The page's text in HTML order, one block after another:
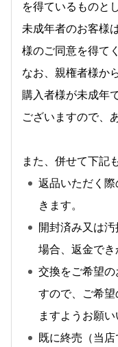
を得ているものと
未成年者のお客様
様のご同意を得て
なお、親権者様か
購入者様が未成年
ございますので、
また、併せて下記
返品いただく
きます。
開封済み又は
場合、返金でき
交換をご希望の
すので、ご希
ますようお願い
既に終売（当